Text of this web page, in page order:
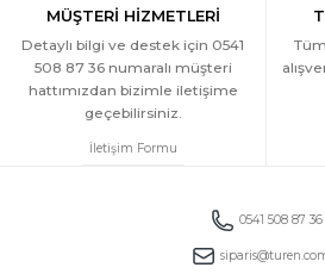
MÜŞTERİ HİZMETLERİ
Detaylı bilgi ve destek için 0541
508 87 36 numaralı müşteri
hattımızdan bizimle iletişime
geçebilirsiniz.
İletişim Formu
0541 508 87 36